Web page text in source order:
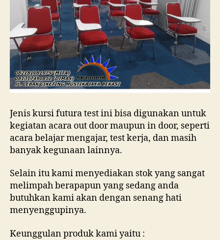
Jenis kursi futura test ini bisa digunakan untuk
kegiatan acara out door maupun in door, seperti
acara belajar mengajar, test kerja, dan masih
banyak kegunaan lainnya.
Selain itu kami menyediakan stok yang sangat
melimpah berapapun yang sedang anda
butuhkan kami akan dengan senang hati
menyenggupinya.
Keunggulan produk kami yaitu :